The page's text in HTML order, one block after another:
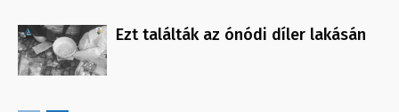
Ezt találták az ónódi díler lakásán